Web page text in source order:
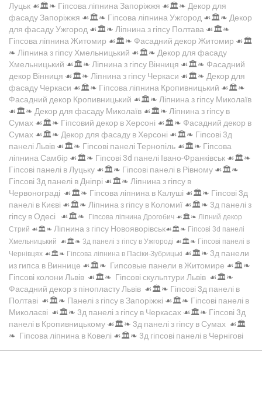
Луцьк ☙🏛️❧ Гіпсова ліпнина Запоріжжя ☙🏛️❧ Декор для
фасаду Запоріжжя ☙🏛️❧ Гіпсова ліпнина Ужгород ☙🏛️❧ Декор
для фасаду Ужгород ☙🏛️❧ Ліпнина з гіпсу Полтава ☙🏛️❧
Гіпсова ліпнина Житомир ☙🏛️❧ Фасадний декор Житомир ☙🏛️
❧ Ліпнина з гіпсу Хмельницький ☙🏛️❧ Декор для фасаду
Хмельницький ☙🏛️❧ Ліпнина з гіпсу Вінниця ☙🏛️❧ Фасадний
декор Вінниця ☙🏛️❧ Ліпнина з гіпсу Черкаси ☙🏛️❧ Декор для
фасаду Черкаси ☙🏛️❧ Гіпсова ліпнина Кропивницький ☙🏛️❧
Фасадний декор Кропивницький ☙🏛️❧ Ліпнина з гіпсу Миколаїв
☙🏛️❧ Декор для фасаду Миколаїв ☙🏛️❧ Ліпнина з гіпсу в
Сумах ☙🏛️❧ Гіпсовий декор в Херсоні ☙🏛️❧ Фасадний декор в
Сумах ☙🏛️❧ Декор для фасаду в Херсоні ☙🏛️❧ Гіпсові 3д
панелі Львів ☙🏛️❧ Гіпсові панелі Тернопіль ☙🏛️❧ Гіпсова
ліпнина Самбір ☙🏛️❧ Гіпсові 3d панелі Івано-Франківськ ☙🏛️❧
Гіпсові панелі в Луцьку ☙🏛️❧ Гіпсові панелі в Рівному ☙🏛️❧
Гіпсові 3д панелі в Дніпрі ☙🏛️❧ Ліпнина з гіпсу в
Червонограді ☙🏛️❧ Гіпсова ліпнина в Калуші ☙🏛️❧ Гіпсові 3д
панелі в Києві ☙🏛️❧ Ліпнина з гіпсу в Коломиї ☙🏛️❧ 3д панелі з
гіпсу в Одесі ☙🏛️❧ Гіпсова ліпнина Дрогобич ☙🏛️❧ Ліпний декор
Стрий ☙🏛️❧ Ліпнина з гіпсу Новояворівськ☙🏛️❧ Гіпсові 3d панелі
Хмельницький ☙🏛️❧ 3д панелі з гіпсу в Ужгороді ☙🏛️❧ Гіпсові панелі в
Чернівцях ☙🏛️❧ Гіпсова ліпнина в Пасіки-Зубрицькі ☙🏛️❧ 3д панели
из гипса в Виннице ☙🏛️❧ Гипсовые панели в Житомире ☙🏛️❧
Гіпсові колони Львів ☙🏛️❧ Гіпсові скульптури Львів ☙🏛️❧
Фасадний декор з пінопласту Львів ☙🏛️❧ Гіпсові 3д панелі в
Полтаві ☙🏛️❧ Панелі з гіпсу в Запоріжжі ☙🏛️❧ Гіпсові панелі в
Миколаєві ☙🏛️❧ 3д панелі з гіпсу в Черкасах ☙🏛️❧ Гіпсові 3д
панелі в Кропивницькому ☙🏛️❧ 3д панелі з гіпсу в Сумах ☙🏛️
❧ Гіпсова ліпнина в Ковелі ☙🏛️❧ 3д гіпсові панелі в Чернігові